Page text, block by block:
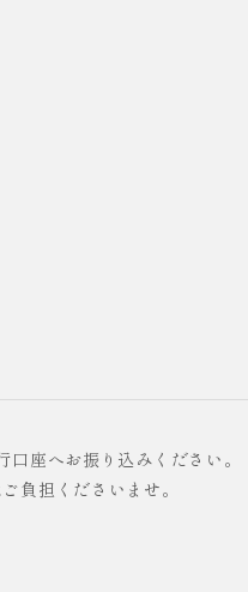
口座へお振り込みください。
負担くださいませ。